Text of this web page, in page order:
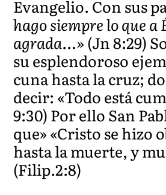
Evangelio. Con sus
hago siempre lo que a
agrada…»(Jn 8:29)
su esplendoroso
cuna hasta la cruz;
decir: «Todo está
9:30) Por ello San
que» «Cristo se hizo
hasta la muerte, y
(Filip.2:8)